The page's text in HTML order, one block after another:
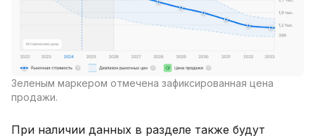
Зеленым маркером отмечена зафиксированная цена
продажи.
При наличии данных в разделе также будут